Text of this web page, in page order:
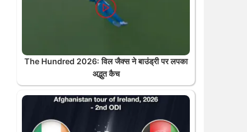
The Hundred 2026: विल जैक्स ने बाउंड्री पर लपका
अद्भुत कैच